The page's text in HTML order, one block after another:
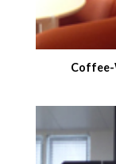
Coffee-